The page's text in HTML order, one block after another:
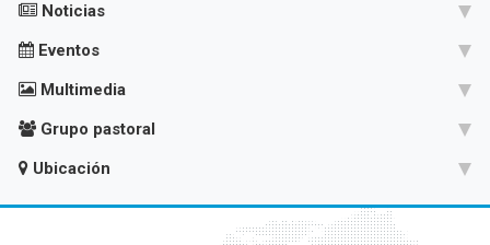
Noticias
Eventos
Multimedia
Grupo pastoral
Ubicación